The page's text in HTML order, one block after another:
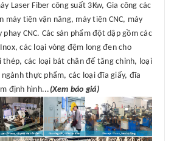
Laser Fiber công suất 3Kw, Gia công các
tiện vận năng, máy tiện CNC, máy
phay CNC. Các sản phẩm đột dập gồm các
các loại vòng đệm long đen cho
thép, các loại bát chân đế tăng chỉnh, loại
thực phẩm, các loại đĩa giấy, đĩa
định hình... (Xem báo giá)